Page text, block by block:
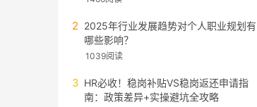
2025年行业发展趋势对个人职业规划有
哪些影响？
1039阅读
HR必收！稳岗补贴VS稳岗返还申请指
南：政策差异+实操避坑全攻略